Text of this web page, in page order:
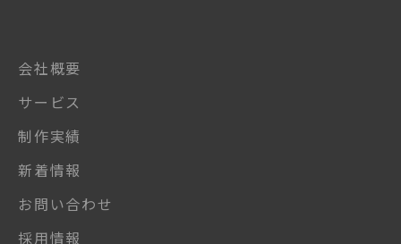
会社概要
サービス
制作実績
新着情報
お問い合わせ
採用情報